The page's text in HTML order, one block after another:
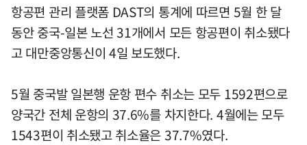
항공편 관리 플랫폼 DAST의 통계에 따르면 5월 한 달
동안 중국-일본 노선 31개에서 모든 항공편이 취소됐다
고 대만중앙통신이 4일 보도했다.
5월 중국발 일본행 운항 편수 취소는 모두 1592편으로
양국간 전체 운항의 37.6%를 차지한다. 4월에는 모두
1543편이 취소됐고 취소율은 37.7%였다.